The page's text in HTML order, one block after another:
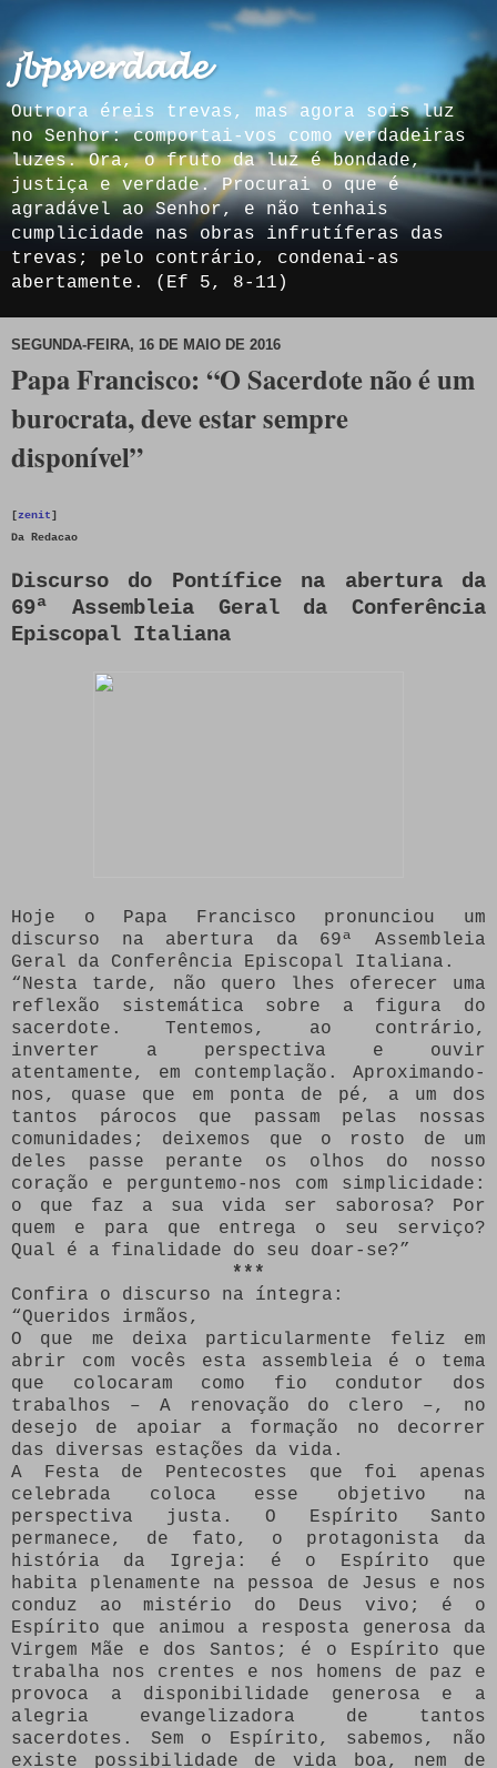
𝓳𝓫𝓹𝓼𝓿𝓮𝓻𝓭𝓪𝓭𝓮
Outrora éreis trevas, mas agora sois luz
no Senhor: comportai-vos como verdadeiras
luzes. Ora, o fruto da luz é bondade,
justiça e verdade. Procurai o que é
agradável ao Senhor, e não tenhais
cumplicidade nas obras infrutíferas das
trevas; pelo contrário, condenai-as
abertamente. (Ef 5, 8-11)
SEGUNDA-FEIRA, 16 DE MAIO DE 2016
Papa Francisco: “O Sacerdote não é um
burocrata, deve estar sempre
disponível”
[zenit]
Da
Redacao
Discurso do Pontífice na abertura da
69ª Assembleia Geral da Conferência
Episcopal Italiana
Hoje o Papa Francisco pronunciou um
discurso na abertura da 69ª Assembleia
Geral da Conferência Episcopal Italiana.
“Nesta tarde, não quero lhes oferecer uma
reflexão sistemática sobre a figura do
sacerdote. Tentemos, ao contrário,
inverter a perspectiva e ouvir
atentamente, em contemplação. Aproximando-
nos, quase que em ponta de pé, a um dos
tantos párocos que passam pelas nossas
comunidades; deixemos que o rosto de um
deles passe perante os olhos do nosso
coração e perguntemo-nos com simplicidade:
o que faz a sua vida ser saborosa? Por
quem e para que entrega o seu serviço?
Qual é a finalidade do seu doar-se?”
***
Confira o discurso na íntegra:
“Queridos irmãos,
O que me deixa particularmente feliz em
abrir com vocês esta assembleia é o tema
que colocaram como fio condutor dos
trabalhos – A renovação do clero –, no
desejo de apoiar a formação no decorrer
das diversas estações da vida.
A Festa de Pentecostes que foi apenas
celebrada coloca esse objetivo na
perspectiva justa. O Espírito Santo
permanece, de fato, o protagonista da
história da Igreja: é o Espírito que
habita plenamente na pessoa de Jesus e nos
conduz ao mistério do Deus vivo; é o
Espírito que animou a resposta generosa da
Virgem Mãe e dos Santos; é o Espírito que
trabalha nos crentes e nos homens de paz e
provoca a disponibilidade generosa e a
alegria evangelizadora de tantos
sacerdotes. Sem o Espírito, sabemos, não
existe possibilidade de vida boa, nem de